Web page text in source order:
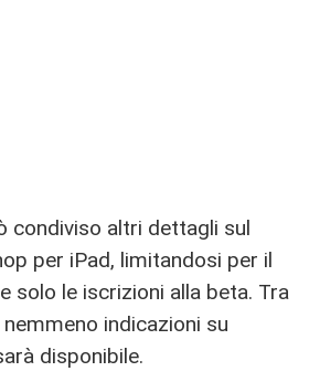
condiviso altri dettagli sul
per iPad, limitandosi per il
solo le iscrizioni alla beta. Tra
nemmeno indicazioni su
disponibile.